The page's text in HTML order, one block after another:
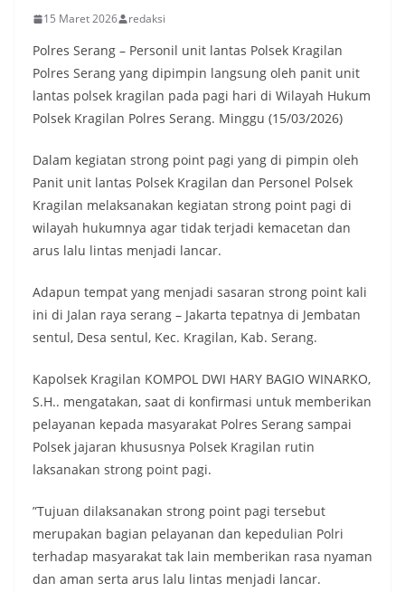
15 Maret 2026 redaksi
Polres Serang – Personil unit lantas Polsek Kragilan
Polres Serang yang dipimpin langsung oleh panit unit
lantas polsek kragilan pada pagi hari di Wilayah Hukum
Polsek Kragilan Polres Serang. Minggu (15/03/2026)
Dalam kegiatan strong point pagi yang di pimpin oleh
Panit unit lantas Polsek Kragilan dan Personel Polsek
Kragilan melaksanakan kegiatan strong point pagi di
wilayah hukumnya agar tidak terjadi kemacetan dan
arus lalu lintas menjadi lancar.
Adapun tempat yang menjadi sasaran strong point kali
ini di Jalan raya serang – Jakarta tepatnya di Jembatan
sentul, Desa sentul, Kec. Kragilan, Kab. Serang.
Kapolsek Kragilan KOMPOL DWI HARY BAGIO WINARKO,
S.H.. mengatakan, saat di konfirmasi untuk memberikan
pelayanan kepada masyarakat Polres Serang sampai
Polsek jajaran khususnya Polsek Kragilan rutin
laksanakan strong point pagi.
”Tujuan dilaksanakan strong point pagi tersebut
merupakan bagian pelayanan dan kepedulian Polri
terhadap masyarakat tak lain memberikan rasa nyaman
dan aman serta arus lalu lintas menjadi lancar.